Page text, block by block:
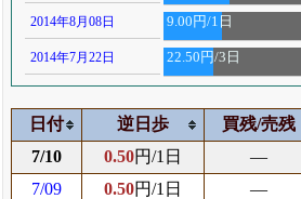
2014年8月08日 9.00円/1日
2014年7月22日 22.50円/3日
日付 逆日歩
買残/売残
7/10
0.50円/1日
―
7/09
0.50円/1日
―